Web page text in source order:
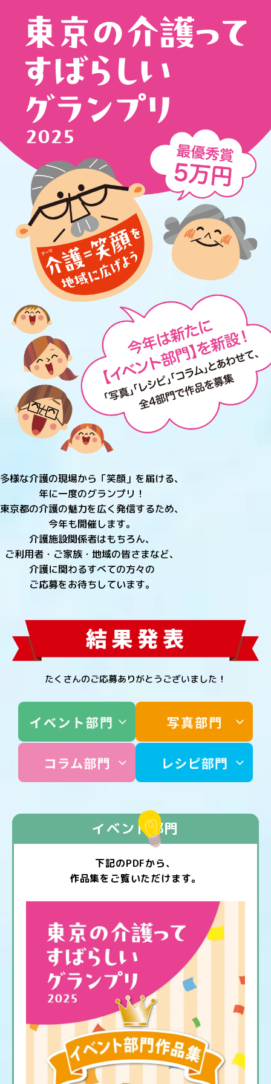
多様な介護の現場から「笑顔」を届ける、
年に一度のグランプリ！
東京都の介護の魅力を広く発信するため、
今年も開催します。
介護施設関係者はもちろん、
ご利用者・ご家族・地域の皆さまなど、
介護に関わるすべての方々の
ご応募をお待ちしています。
たくさんのご応募ありがとうございました！
イベント部門
下記のPDFから、
作品集をご覧いただけます。